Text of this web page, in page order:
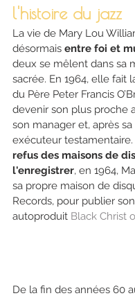
l'histoire du jazz
La vie de Mary Lou
désormais entre foi et
deux se mêlent dans sa
sacrée. En 1964, elle fait
du Père Peter Francis
devenir son plus proche
son manager et, après
exécuteur testamentaire.
refus des maisons de
l'enregistrer, en 1964,
sa propre maison de
Records, pour publier
autoproduit Black Christ
De la fin des années 60